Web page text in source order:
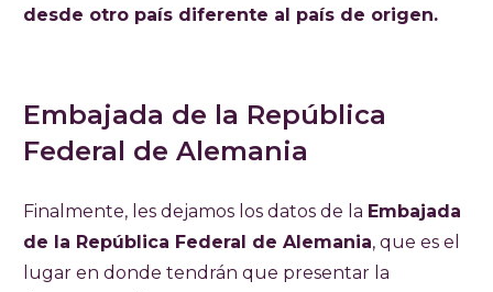
desde otro país diferente al país de origen.
Embajada de la República
Federal de Alemania
Finalmente, les dejamos los datos de la Embajada
de la República Federal de Alemania, que es el
lugar en donde tendrán que presentar la